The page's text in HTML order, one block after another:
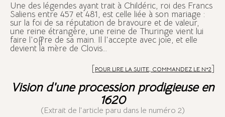
Une des légendes ayant trait à Childéric, roi des Francs
Saliens entre 457 et 481, est celle liée à son mariage :
sur la foi de sa réputation de bravoure et de valeur,
une reine étrangère, une reine de Thuringe vient lui
faire l'offre de sa main. Il l'accepte avec joie, et elle
devient la mère de Clovis...
[POUR LIRE LA SUITE, COMMANDEZ LE N°2]
Vision d'une procession prodigieuse en
1620
(Extrait de l'article paru dans le numéro 2)